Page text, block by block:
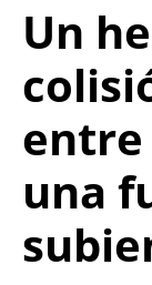
Un
entre
una